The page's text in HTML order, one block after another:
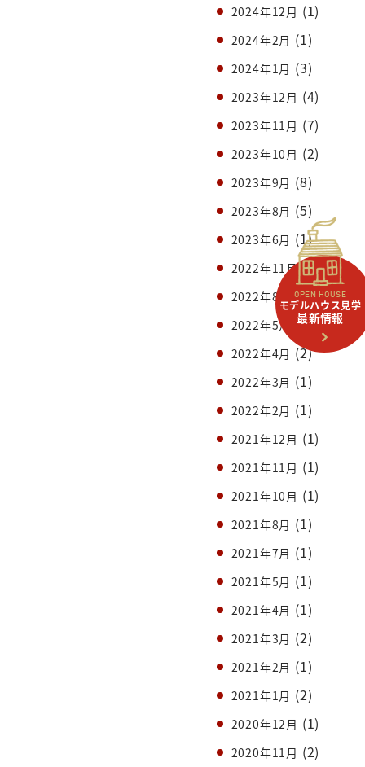
OPEN HOUSE
モデルハウス見学
最新情報
2024年12月 (1)
2024年2月 (1)
2024年1月 (3)
2023年12月 (4)
2023年11月 (7)
2023年10月 (2)
2023年9月 (8)
2023年8月 (5)
2023年6月 (1)
2022年11月(1)
2022年8月 (1)
2022年5月 (1)
2022年4月 (2)
2022年3月 (1)
2022年2月 (1)
2021年12月 (1)
2021年11月 (1)
2021年10月 (1)
2021年8月 (1)
2021年7月 (1)
2021年5月 (1)
2021年4月 (1)
2021年3月 (2)
2021年2月 (1)
2021年1月 (2)
2020年12月 (1)
2020年11月 (2)